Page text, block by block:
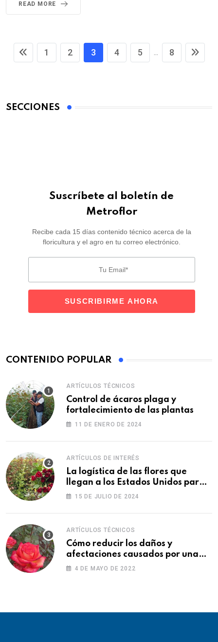
READ MORE
1 2 3 4 5 ... 8
SECCIONES
Suscríbete al boletín de
Metroflor
Recibe cada 15 días contenido técnico acerca de la
floricultura y el agro en tu correo electrónico.
CONTENIDO POPULAR
ARTÍCULOS TÉCNICOS
Control de ácaros plaga y
fortalecimiento de las plantas
11 DE ENERO DE 2024
ARTÍCULOS DE INTERÉS
La logística de las flores que
llegan a los Estados Unidos para
las fiestas
15 DE JULIO DE 2024
ARTÍCULOS TÉCNICOS
Cómo reducir los daños y
afectaciones causados por una
fitotoxicidad
4 DE MAYO DE 2022